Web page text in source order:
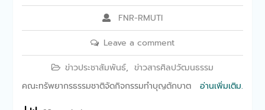
FNR-RMUTI
Leave a comment
ข่าวประชาสัมพันธ์, ข่าวสารศิลปวัฒนธรรม
คณะทรัพยากรธรรมชาติจัดกิจกรรมทำบุญตักบาต
อ่านเพิ่มเติม.